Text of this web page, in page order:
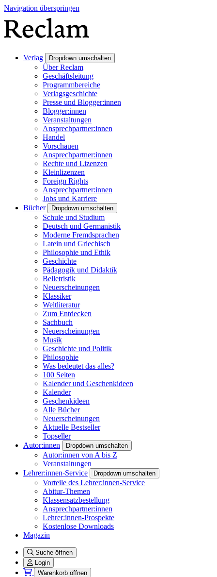
Navigation überspringen
Verlag Dropdown umschalten
Über Reclam
Geschäftsleitung
Programmbereiche
Verlagsgeschichte
Presse und Blogger:innen
Blogger:innen
Veranstaltungen
Ansprechpartner:innen
Handel
Vorschauen
Ansprechpartner:innen
Rechte und Lizenzen
Kleinlizenzen
Foreign Rights
Ansprechpartner:innen
Jobs und Karriere
Bücher
Dropdown umschalten
Schule und Studium
Deutsch und Germanistik
Moderne Fremdsprachen
Latein und Griechisch
Philosophie und Ethik
Geschichte
Pädagogik und Didaktik
Belletristik
Neuerscheinungen
Klassiker
Weltliteratur
Zum Entdecken
Sachbuch
Neuerscheinungen
Musik
Geschichte und Politik
Philosophie
Was bedeutet das alles?
100 Seiten
Kalender und Geschenkideen
Kalender
Geschenkideen
Alle Bücher
Neuerscheinungen
Aktuelle Bestseller
Topseller
Autor:innen
Dropdown umschalten
Autor:innen von A bis Z
Veranstaltungen
Lehrer:innen-Service
Dropdown umschalten
Vorteile des Lehrer:innen-Service
Abitur-Themen
Klassensatzbestellung
Ansprechpartner:innen
Lehrer:innen-Prospekte
Kostenlose Downloads
Magazin
Suche öffnen
Login
Warenkorb öffnen